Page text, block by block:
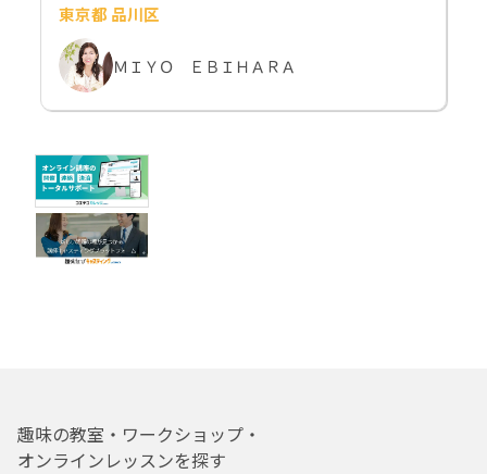
東京都 品川区
ＭＩＹＯ ＥＢＩＨＡＲＡ
趣味の教室・ワークショップ・
オンラインレッスンを探す